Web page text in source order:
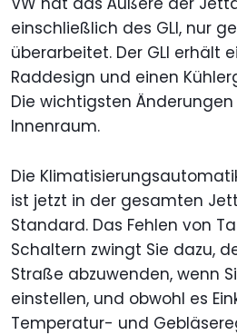
einschließlich des GLI, nur
überarbeitet. Der GLI erhält
Raddesign und einen
Die wichtigsten
Innenraum.
Die
ist jetzt in der gesamten
Standard. Das Fehlen von
Schaltern zwingt Sie dazu,
Straße abzuwenden, wenn
einstellen, und obwohl es
Temperatur- und